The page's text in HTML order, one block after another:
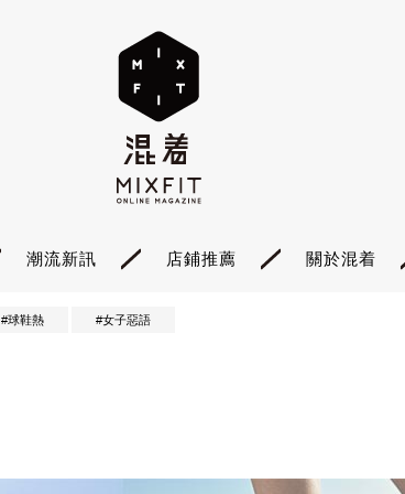
潮流新訊 店鋪推薦 關於混着
#球鞋熱 #女子惡語